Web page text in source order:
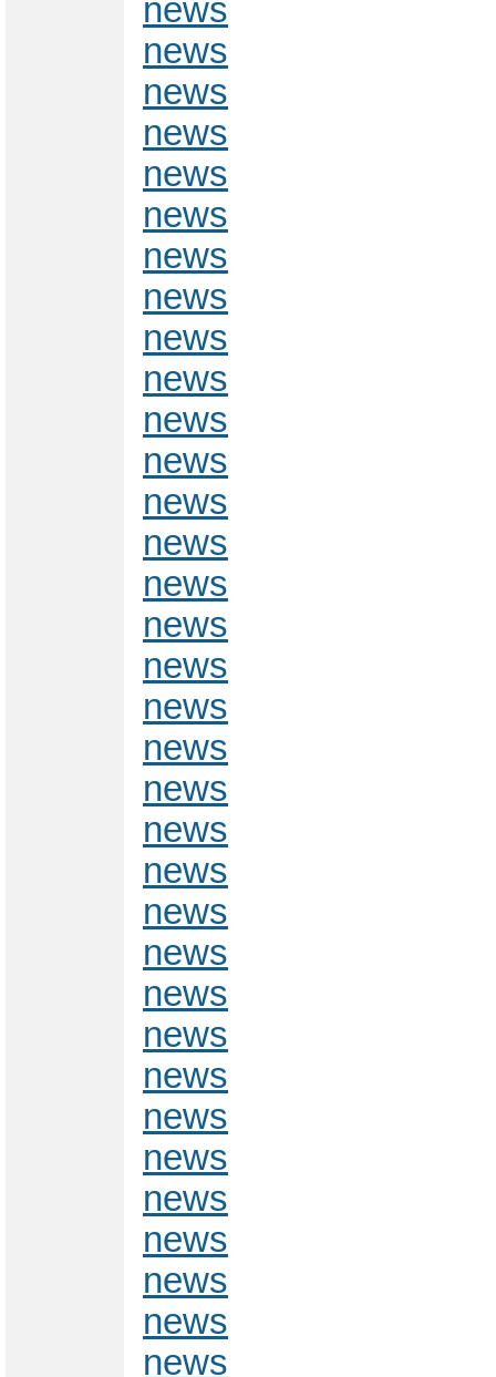
news
news
news
news
news
news
news
news
news
news
news
news
news
news
news
news
news
news
news
news
news
news
news
news
news
news
news
news
news
news
news
news
news
news